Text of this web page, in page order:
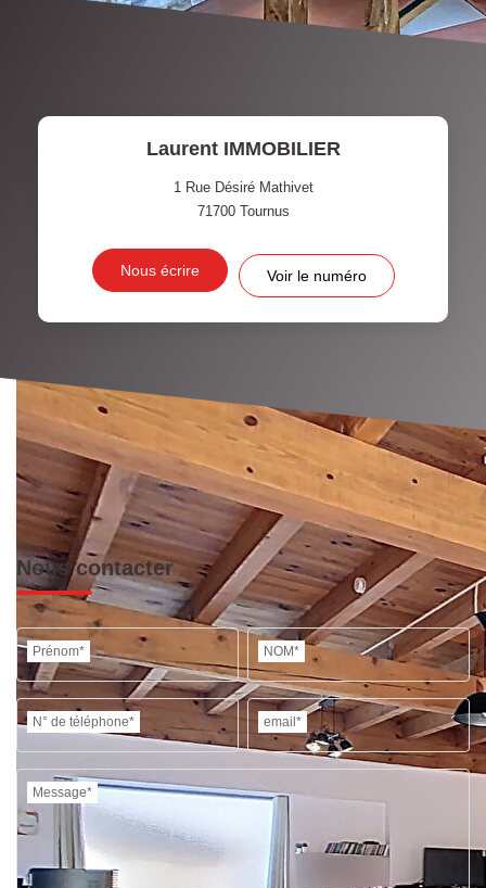
Laurent IMMOBILIER
1 Rue Désiré Mathivet
71700 Tournus
Nous écrire Voir le numéro
Nous contacter
Prénom* NOM*
N° de téléphone* email*
Message*